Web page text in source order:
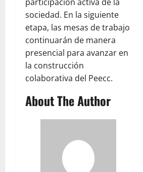
sociedad. En la siguiente
etapa, las mesas de trabajo
continuarán de manera
presencial para avanzar en
la construcción
colaborativa del Peecc.
About The Author